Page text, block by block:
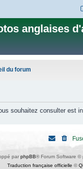
anglaises
du forum
souhaitez consulter est
par phpBB® Forum Software ©
Traduction française officielle ©